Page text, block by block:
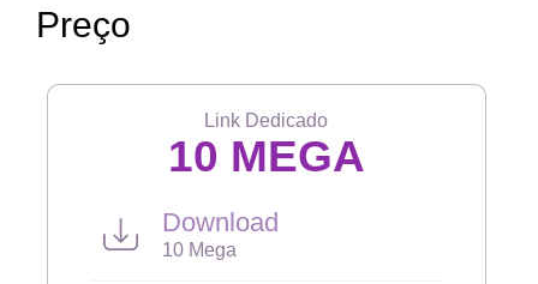
Preço
Link Dedicado
10 MEGA
Download
10 Mega